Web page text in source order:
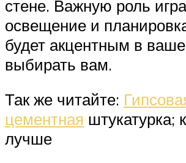
стене. Важную роль
освещение и
будет акцентным в
выбирать вам.
Так же читайте:
цементная штукатурка;
лучше